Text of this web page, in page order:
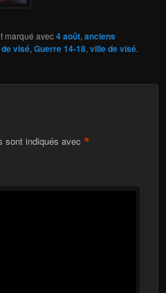
marqué avec4 août, anciens
visé, Guerre 14-18, ville de visé.
sont indiqués avec *